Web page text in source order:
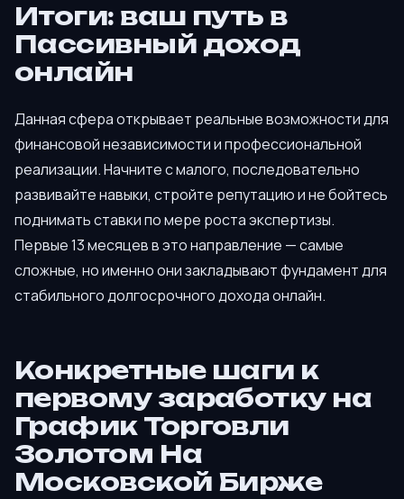
Итоги: ваш путь в
Пассивный доход
онлайн
Данная сфера открывает реальные возможности для
финансовой независимости и профессиональной
реализации. Начните с малого, последовательно
развивайте навыки, стройте репутацию и не бойтесь
поднимать ставки по мере роста экспертизы.
Первые 13 месяцев в это направление — самые
сложные, но именно они закладывают фундамент для
стабильного долгосрочного дохода онлайн.
Конкретные шаги к
первому заработку на
График Торговли
Золотом На
Московской Бирже